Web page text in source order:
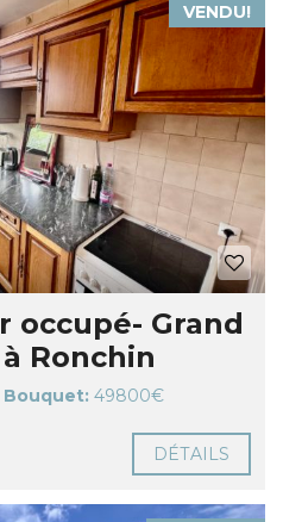
VENDU!
occupé- Grand
Ronchin
Bouquet: 49800€
DÉTAILS